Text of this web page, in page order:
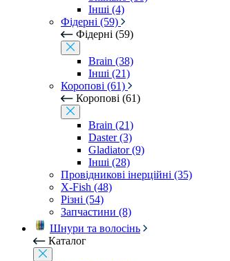
Інші (4)
Фідерні (59)
Фідерні (59)
Brain (38)
Інші (21)
Коропові (61)
Коропові (61)
Brain (21)
Daster (3)
Gladiator (9)
Інші (28)
Провідникові інерційні (35)
X-Fish (48)
Різні (54)
Запчастини (8)
Шнури та волосінь
Каталог